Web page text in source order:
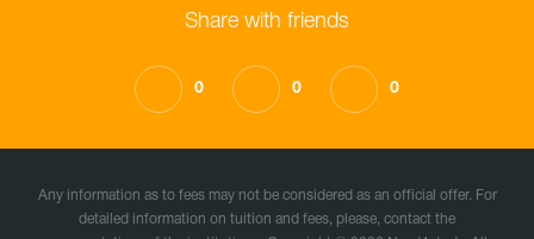
Share with friends
0 0 0
Any information as to fees may not be considered as an official offer. For
detailed information on tuition and fees, please, contact the